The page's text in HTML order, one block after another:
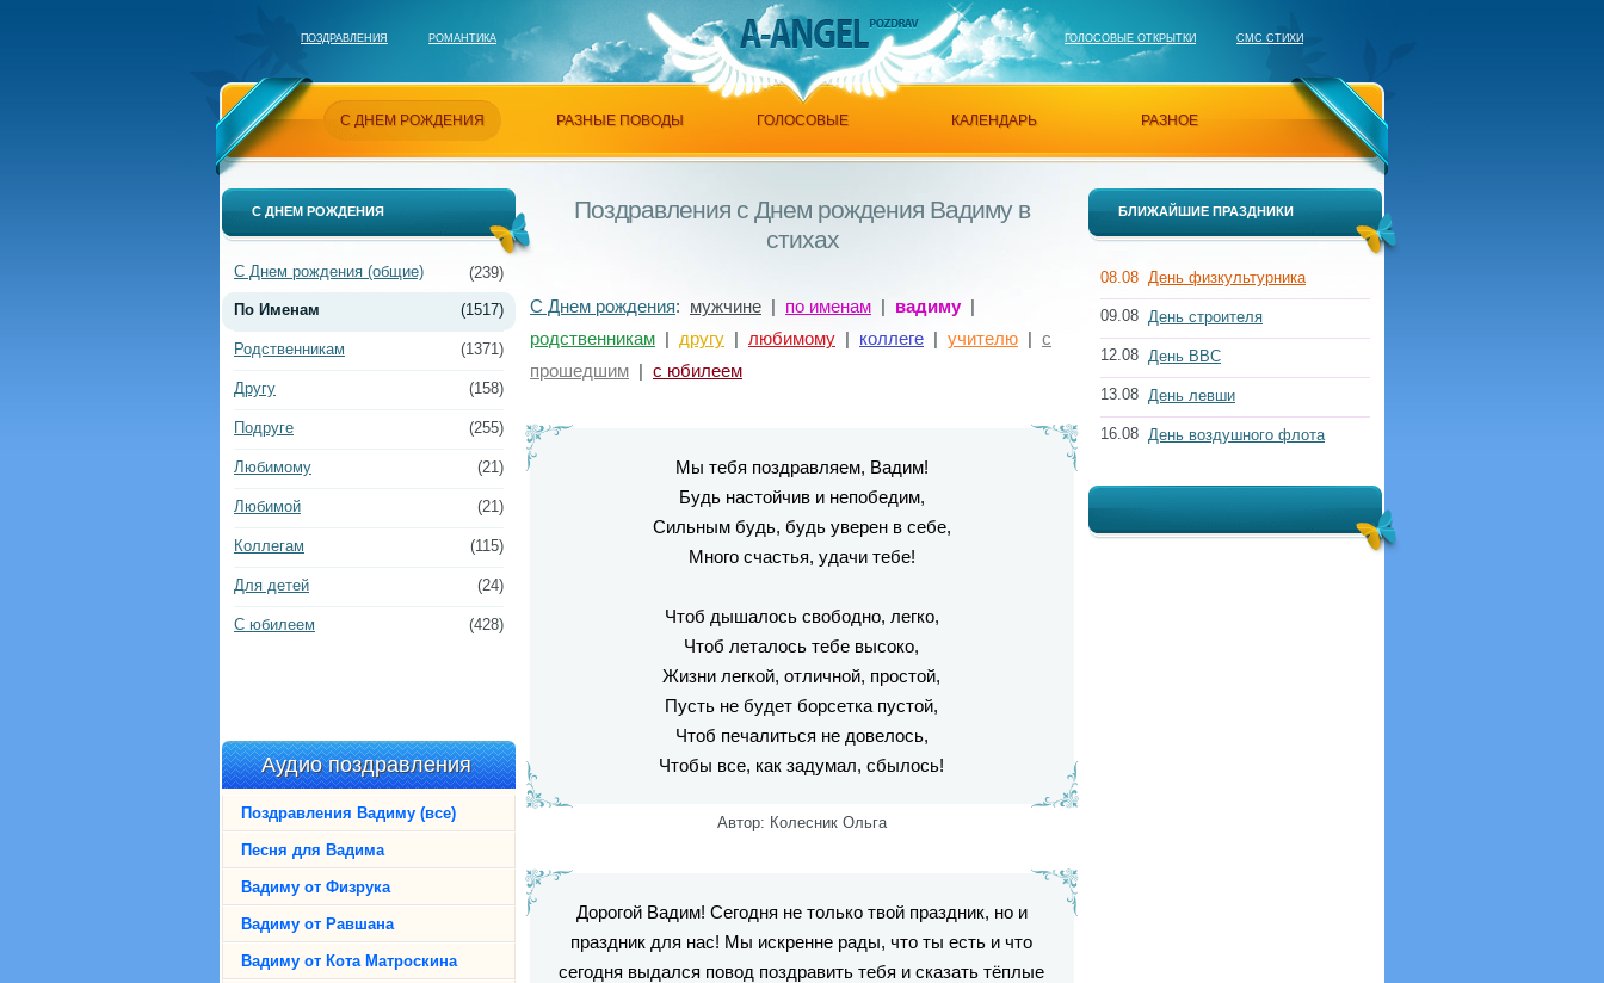
ПОЗДРАВЛЕНИЯ РОМАНТИКА ГОЛОСОВЫЕ ОТКРЫТКИ СМС СТИХИ
С ДНЕМ РОЖДЕНИЯ РАЗНЫЕ ПОВОДЫ ГОЛОСОВЫЕ КАЛЕНДАРЬ РАЗНОЕ
Поздравления с Днем рождения Вадиму в
стихах
С Днем рождения: мужчине | по именам | вадиму|
родственникам | другу | любимому | коллеге | учителю | с
прошедшим | с юбилеем
Мы тебя поздравляем, Вадим!
Будь настойчив и непобедим,
Сильным будь, будь уверен в себе,
Много счастья, удачи тебе!
Чтоб дышалось свободно, легко,
Чтоб леталось тебе высоко,
Жизни легкой, отличной, простой,
Пусть не будет борсетка пустой,
Чтоб печалиться не довелось,
Чтобы все, как задумал, сбылось!
Автор: Колесник Ольга
Дорогой Вадим! Сегодня не только твой праздник, но и
праздник для нас! Мы искренне рады, что ты есть и что
сегодня выдался повод поздравить тебя и сказать тёплые
С ДНЕМ РОЖДЕНИЯ
(239)
С Днем рождения (общие)
(1517)
По Именам
(1371)
Родственникам
(158)
Другу
(255)
Подруге
(21)
Любимому
(21)
Любимой
(115)
Коллегам
(24)
Для детей
(428)
С юбилеем
Аудио поздравления
Поздравления Вадиму (все)
Песня для Вадима
Вадиму от Физрука
Вадиму от Равшана
Вадиму от Кота Матроскина
БЛИЖАЙШИЕ ПРАЗДНИКИ
08.08 День физкультурника
09.08 День строителя
12.08 День ВВС
13.08 День левши
16.08 День воздушного флота